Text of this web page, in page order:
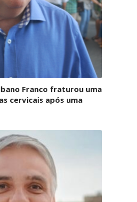
Franco fraturou uma
cervicais após uma